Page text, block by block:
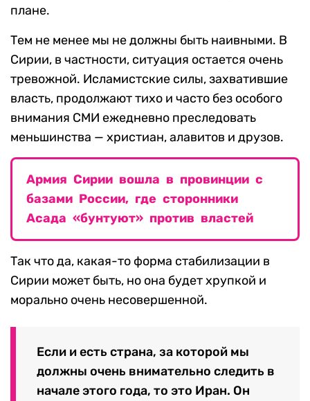
плане.
Тем не менее мы не должны быть наивными. В
Сирии, в частности, ситуация остается очень
тревожной. Исламистские силы, захватившие
власть, продолжают тихо и часто без особого
внимания СМИ ежедневно преследовать
меньшинства — христиан, алавитов и друзов.
Армия Сирии вошла в провинции с
базами России, где сторонники
Асада «бунтуют» против властей
Так что да, какая-то форма стабилизации в
Сирии может быть, но она будет хрупкой и
морально очень несовершенной.
Если и есть страна, за которой мы
должны очень внимательно следить в
начале этого года, то это Иран. Он